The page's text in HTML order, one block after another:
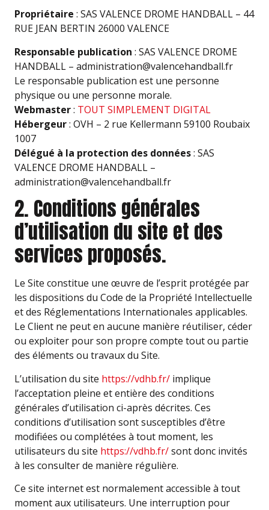
Propriétaire : SAS VALENCE DROME HANDBALL – 44
RUE JEAN BERTIN 26000 VALENCE
Responsable publication : SAS VALENCE DROME
HANDBALL – administration@valencehandball.fr
Le responsable publication est une personne
physique ou une personne morale.
Webmaster: TOUT SIMPLEMENT DIGITAL
Hébergeur: OVH – 2 rue Kellermann 59100 Roubaix
1007
Délégué à la protection des données: SAS
VALENCE DROME HANDBALL –
administration@valencehandball.fr
2. Conditions générales
d’utilisation du site et des
services proposés.
Le Site constitue une œuvre de l’esprit protégée par
les dispositions du Code de la Propriété Intellectuelle
et des Réglementations Internationales applicables.
Le Client ne peut en aucune manière réutiliser, céder
ou exploiter pour son propre compte tout ou partie
des éléments ou travaux du Site.
L’utilisation du site https://vdhb.fr/ implique
l’acceptation pleine et entière des conditions
générales d’utilisation ci-après décrites. Ces
conditions d’utilisation sont susceptibles d’être
modifiées ou complétées à tout moment, les
utilisateurs du site https://vdhb.fr/sont donc invités
à les consulter de manière régulière.
Ce site internet est normalement accessible à tout
moment aux utilisateurs. Une interruption pour